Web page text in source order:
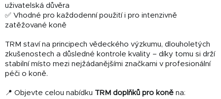
uživatelská důvěra
✅ Vhodné pro každodenní použití i pro intenzivně
zatěžované koně
TRM staví na principech vědeckého výzkumu, dlouholetých
zkušenostech a důsledné kontrole kvality – díky tomu si drží
stabilní místo mezi nejžádanějšími značkami v profesionální
péči o koně.
📍 Objevte celou nabídku TRM doplňků pro koně na: